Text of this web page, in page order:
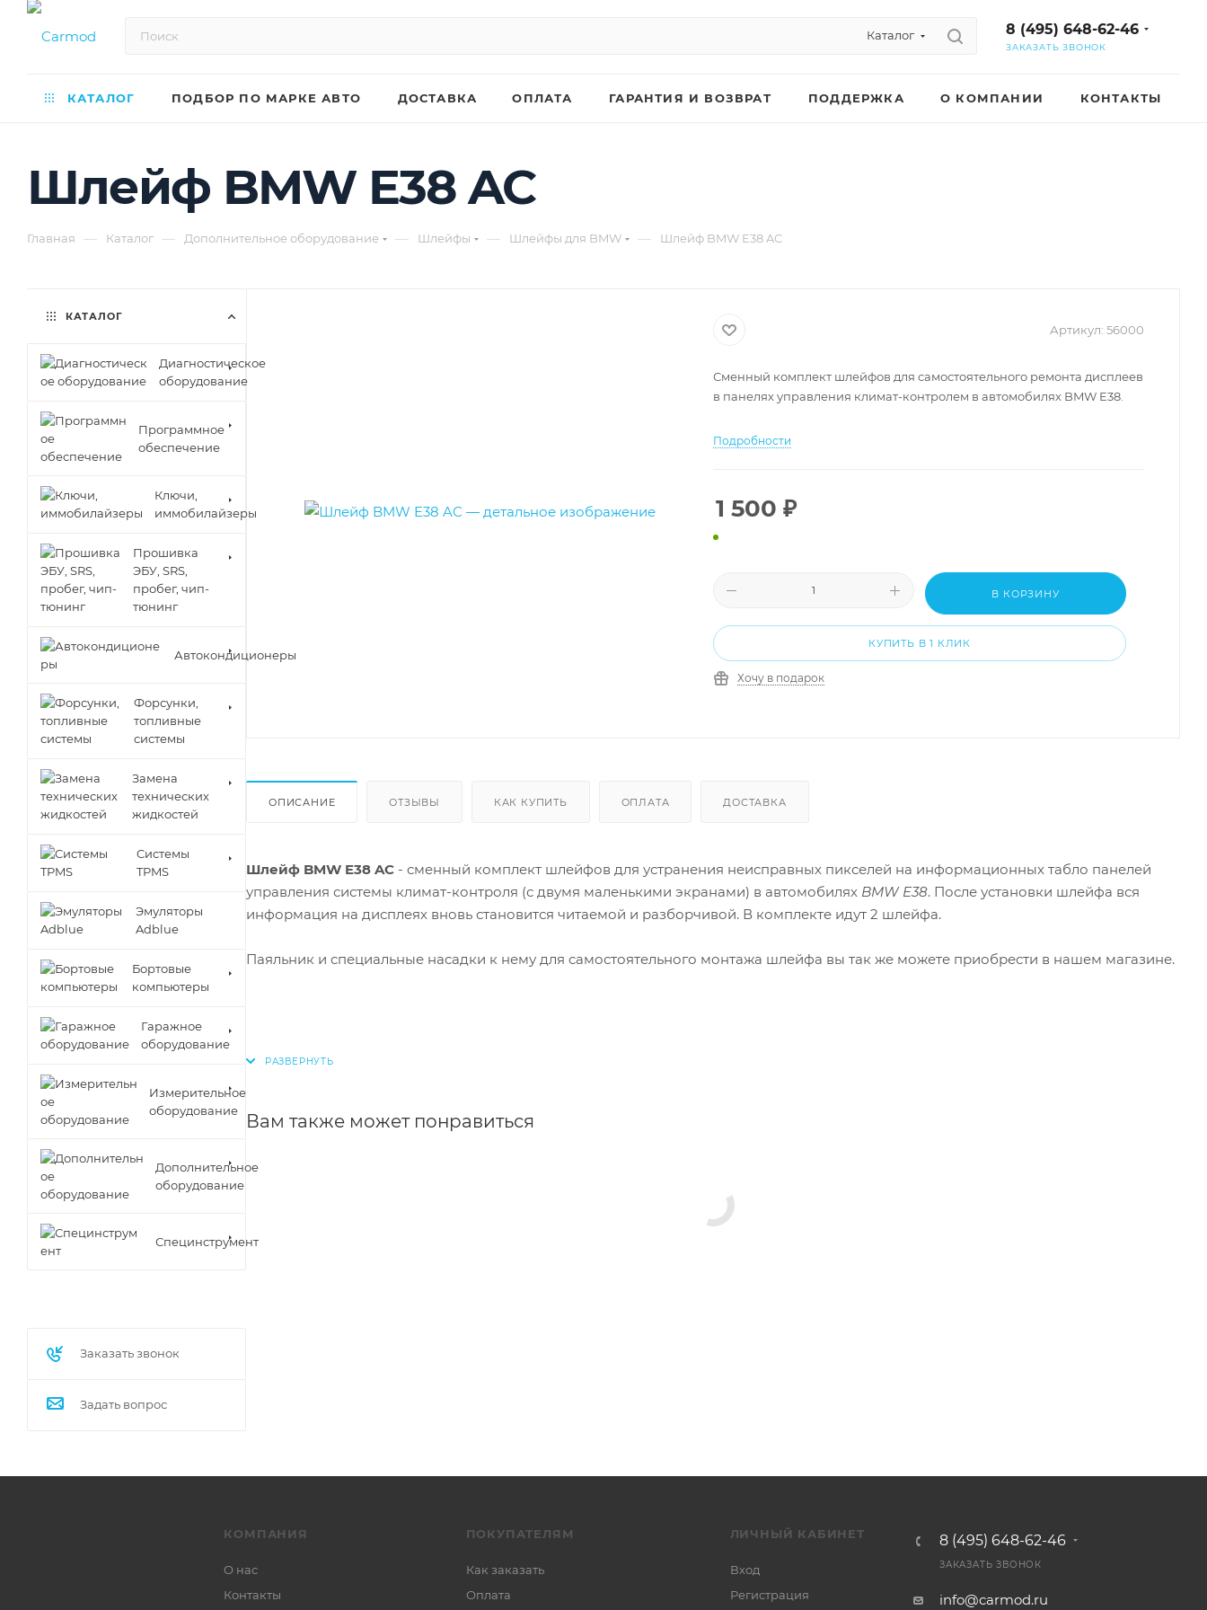
Каталог 8 (495) 648-62-46
ЗАКАЗАТЬ ЗВОНОК
КАТАЛОГ ПОДБОР ПО МАРКЕ АВТО ДОСТАВКА ОПЛАТА ГАРАНТИЯ И ВОЗВРАТ ПОДДЕРЖКА О КОМПАНИИ КОНТАКТЫ
Шлейф BMW E38 AC
Главная — Каталог — Дополнительное оборудование — Шлейфы — Шлейфы для BMW — Шлейф BMW E38 AC
Артикул: 56000
Сменный комплект шлейфов для самостоятельного ремонта дисплеев
в панелях управления климат-контролем в автомобилях BMW E38.
Подробности
1 500 ₽
В КОРЗИНУ
КУПИТЬ В 1 КЛИК
Хочу в подарок
ОПИСАНИЕ ОТЗЫВЫ КАК КУПИТЬ ОПЛАТА ДОСТАВКА
Шлейф BMW E38 AC - сменный комплект шлейфов для устранения неисправных пикселей на информационных табло панелей
управления системы климат-контроля (с двумя маленькими экранами) в автомобилях BMW E38. После установки шлейфа вся
информация на дисплеях вновь становится читаемой и разборчивой. В комплекте идут 2 шлейфа.
Паяльник и специальные насадки к нему для самостоятельного монтажа шлейфа вы так же можете приобрести в нашем магазине.
Вам также может понравиться
КАТАЛОГ
Диагностическое
оборудование
Программное
обеспечение
Ключи,
иммобилайзеры
Прошивка
ЭБУ, SRS,
пробег, чип-
тюнинг
Автокондиционеры
Форсунки,
топливные
системы
Замена
технических
жидкостей
Cистемы
TPMS
Эмуляторы
Adblue
Бортовые
компьютеры
Гаражное
оборудование
Измерительное
оборудование
Дополнительное
оборудование
Специнструмент
Заказать звонок
Задать вопрос
КОМПАНИЯ
О нас
Контакты
ПОКУПАТЕЛЯМ
Как заказать
Оплата
ЛИЧНЫЙ КАБИНЕТ
Вход
Регистрация
8 (495) 648-62-46
ЗАКАЗАТЬ ЗВОНОК
info@carmod.ru